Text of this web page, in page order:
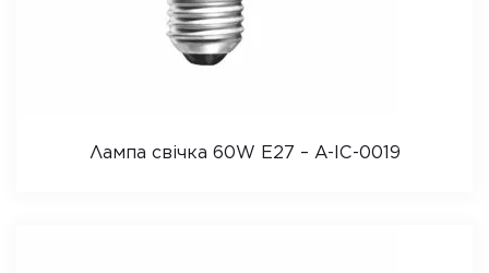
Лампа свічка 60W E27 – A-IC-0019